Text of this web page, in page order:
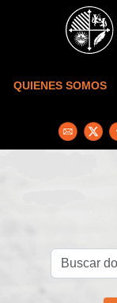
Skip to main content
QUIENES SOMOS